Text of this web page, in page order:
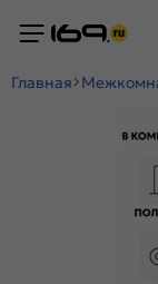
Главная